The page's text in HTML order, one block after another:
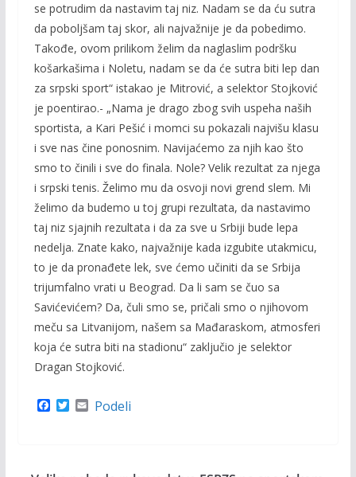
se potrudim da nastavim taj niz. Nadam se da ću sutra
da poboljšam taj skor, ali najvažnije je da pobedimo.
Takođe, ovom prilikom želim da naglaslim podršku
košarkašima i Noletu, nadam se da će sutra biti lep dan
za srpski sport“ istakao je Mitrović, a selektor Stojković
je poentirao.- „Nama je drago zbog svih uspeha naših
sportista, a Kari Pešić i momci su pokazali najvišu klasu
i sve nas čine ponosnim. Navijaćemo za njih kao što
smo to činili i sve do finala. Nole? Velik rezultat za njega
i srpski tenis. Želimo mu da osvoji novi grend slem. Mi
želimo da budemo u toj grupi rezultata, da nastavimo
taj niz sjajnih rezultata i da za sve u Srbiji bude lepa
nedelja. Znate kako, najvažnije kada izgubite utakmicu,
to je da pronađete lek, sve ćemo učiniti da se Srbija
trijumfalno vrati u Beograd. Da li sam se čuo sa
Savićevićem? Da, čuli smo se, pričali smo o njihovom
meču sa Litvanijom, našem sa Mađaraskom, atmosferi
koja će sutra biti na stadionu“ zaključio je selektor
Dragan Stojković.
F T E Podeli